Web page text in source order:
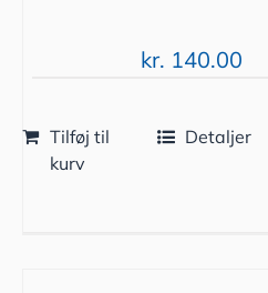
kr. 140.00
Tilføj til
kurv
Detaljer